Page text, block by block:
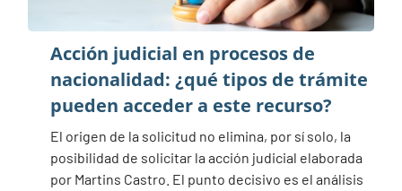
Acción judicial en procesos de
nacionalidad: ¿qué tipos de trámite
pueden acceder a este recurso?
El origen de la solicitud no elimina, por sí solo, la
posibilidad de solicitar la acción judicial elaborada
por Martins Castro. El punto decisivo es el análisis